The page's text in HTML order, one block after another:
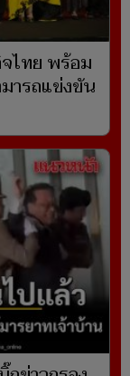
ไทย พร้อม
ารถแข่งขัน